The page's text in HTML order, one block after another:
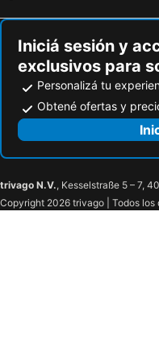
Ganga Hotel & Apartment
SOL by Meliá Phu Quoc
Ayodya Resort Bali
Eastin Grand Hotel
BlueSotel Krabi AoNang
Iniciá sesión y
exclusivos para
Personalizá tu
Obtené ofertas y
trivago N.V., Kesselstraße 5 – 7,
Copyright 2026 trivago | Todos los